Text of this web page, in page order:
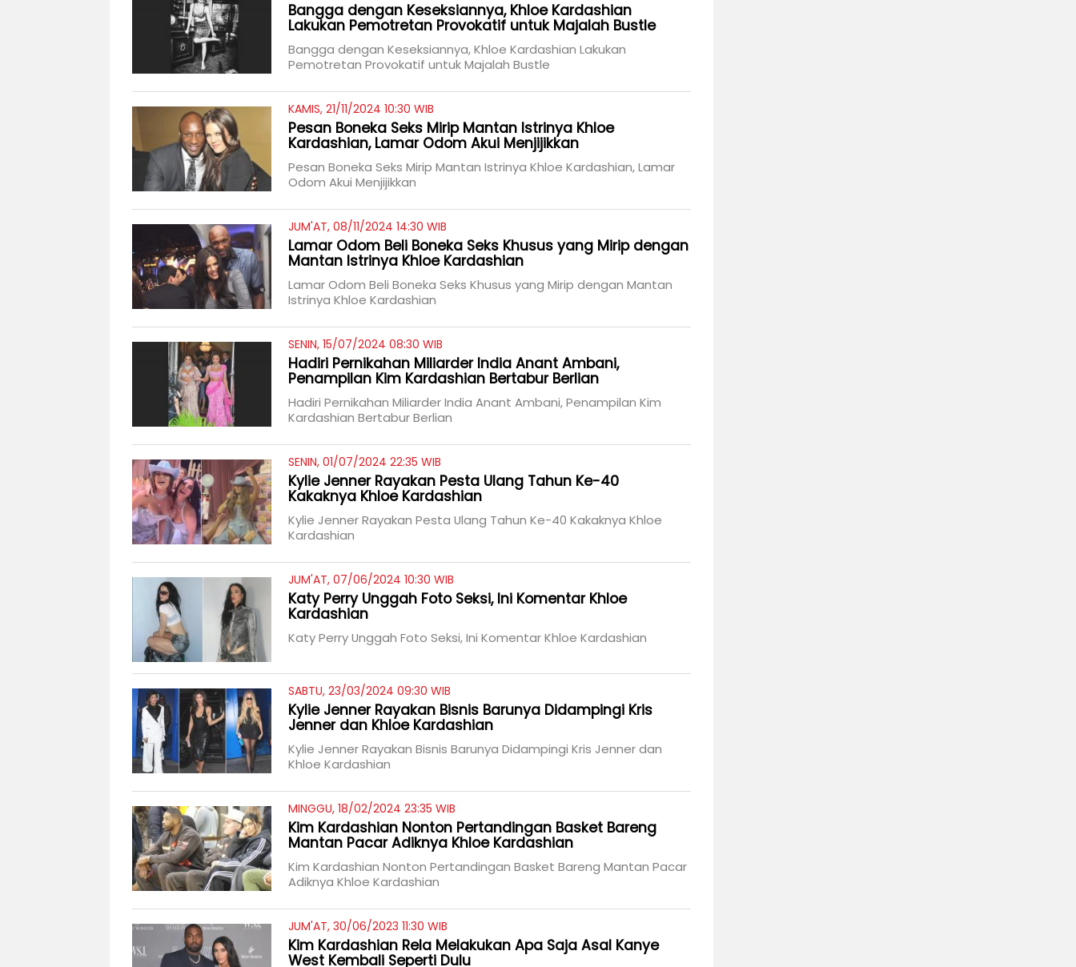
Bangga dengan Keseksiannya, Khloe Kardashian
Lakukan Pemotretan Provokatif untuk Majalah Bustle
Bangga dengan Keseksiannya, Khloe Kardashian Lakukan
Pemotretan Provokatif untuk Majalah Bustle
KAMIS, 21/11/2024 10:30 WIB
Pesan Boneka Seks Mirip Mantan Istrinya Khloe
Kardashian, Lamar Odom Akui Menjijikkan
Pesan Boneka Seks Mirip Mantan Istrinya Khloe Kardashian, Lamar
Odom Akui Menjijikkan
JUM'AT, 08/11/2024 14:30 WIB
Lamar Odom Beli Boneka Seks Khusus yang Mirip dengan
Mantan Istrinya Khloe Kardashian
Lamar Odom Beli Boneka Seks Khusus yang Mirip dengan Mantan
Istrinya Khloe Kardashian
SENIN, 15/07/2024 08:30 WIB
Hadiri Pernikahan Miliarder India Anant Ambani,
Penampilan Kim Kardashian Bertabur Berlian
Hadiri Pernikahan Miliarder India Anant Ambani, Penampilan Kim
Kardashian Bertabur Berlian
SENIN, 01/07/2024 22:35 WIB
Kylie Jenner Rayakan Pesta Ulang Tahun Ke-40
Kakaknya Khloe Kardashian
Kylie Jenner Rayakan Pesta Ulang Tahun Ke-40 Kakaknya Khloe
Kardashian
JUM'AT, 07/06/2024 10:30 WIB
Katy Perry Unggah Foto Seksi, Ini Komentar Khloe
Kardashian
Katy Perry Unggah Foto Seksi, Ini Komentar Khloe Kardashian
SABTU, 23/03/2024 09:30 WIB
Kylie Jenner Rayakan Bisnis Barunya Didampingi Kris
Jenner dan Khloe Kardashian
Kylie Jenner Rayakan Bisnis Barunya Didampingi Kris Jenner dan
Khloe Kardashian
MINGGU, 18/02/2024 23:35 WIB
Kim Kardashian Nonton Pertandingan Basket Bareng
Mantan Pacar Adiknya Khloe Kardashian
Kim Kardashian Nonton Pertandingan Basket Bareng Mantan Pacar
Adiknya Khloe Kardashian
JUM'AT, 30/06/2023 11:30 WIB
Kim Kardashian Rela Melakukan Apa Saja Asal Kanye
West Kembali Seperti Dulu